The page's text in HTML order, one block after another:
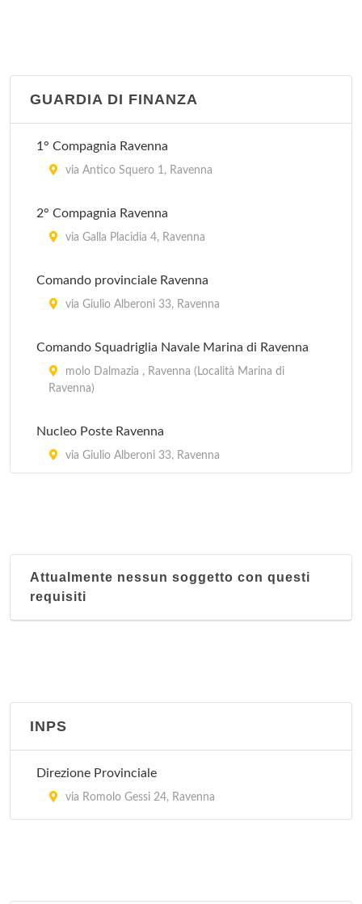
GUARDIA DI FINANZA
1° Compagnia Ravenna
via Antico Squero 1, Ravenna
2° Compagnia Ravenna
via Galla Placidia 4, Ravenna
Comando provinciale Ravenna
via Giulio Alberoni 33, Ravenna
Comando Squadriglia Navale Marina di Ravenna
molo Dalmazia , Ravenna (Località Marina di
Ravenna)
Nucleo Poste Ravenna
via Giulio Alberoni 33, Ravenna
Attualmente nessun soggetto con questi
requisiti
INPS
Direzione Provinciale
via Romolo Gessi 24, Ravenna